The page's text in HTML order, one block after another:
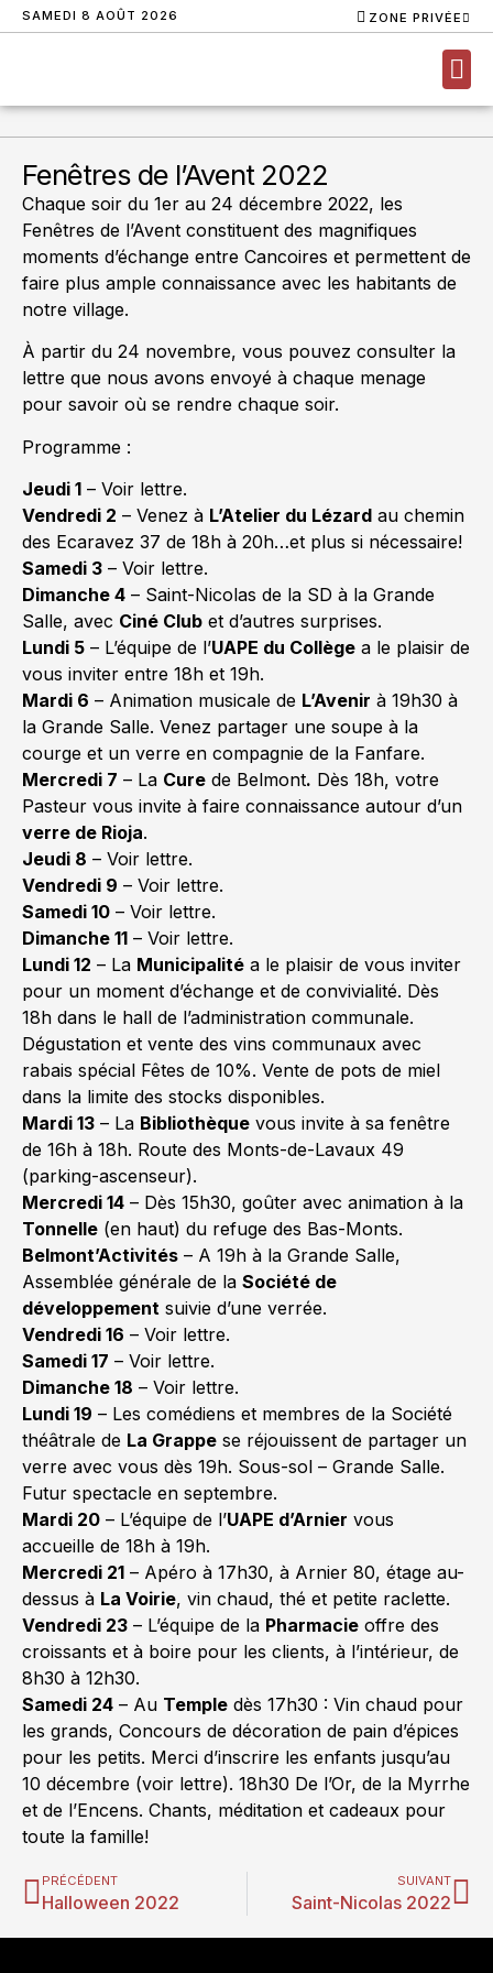
SAMEDI 8 AOÛT 2026 ZONE PRIVÉE
Fenêtres de l’Avent 2022
Chaque soir du 1er au 24 décembre 2022, les
Fenêtres de l’Avent constituent des magnifiques
moments d’échange entre Cancoires et permettent de
faire plus ample connaissance avec les habitants de
notre village.
À partir du 24 novembre, vous pouvez consulter la
lettre que nous avons envoyé à chaque menage
pour savoir où se rendre chaque soir.
Programme :
Jeudi 1 – Voir lettre.
Vendredi 2 – Venez à L’Atelier du Lézard au chemin
des Ecaravez 37 de 18h à 20h…et plus si nécessaire!
Samedi 3 – Voir lettre.
Dimanche 4 – Saint-Nicolas de la SD à la Grande
Salle, avec Ciné Club et d’autres surprises.
Lundi 5 – L’équipe de l’UAPE du Collège a le plaisir de
vous inviter entre 18h et 19h.
Mardi 6 – Animation musicale de L’Avenir à 19h30 à
la Grande Salle. Venez partager une soupe à la
courge et un verre en compagnie de la Fanfare.
Mercredi 7 – La Cure de Belmont. Dès 18h, votre
Pasteur vous invite à faire connaissance autour d’un
verre de Rioja.
Jeudi 8 – Voir lettre.
Vendredi 9 – Voir lettre.
Samedi 10 – Voir lettre.
Dimanche 11 – Voir lettre.
Lundi 12 – La Municipalité a le plaisir de vous inviter
pour un moment d’échange et de convivialité. Dès
18h dans le hall de l’administration communale.
Dégustation et vente des vins communaux avec
rabais spécial Fêtes de 10%. Vente de pots de miel
dans la limite des stocks disponibles.
Mardi 13 – La Bibliothèque vous invite à sa fenêtre
de 16h à 18h. Route des Monts-de-Lavaux 49
(parking-ascenseur).
Mercredi 14 – Dès 15h30, goûter avec animation à la
Tonnelle (en haut) du refuge des Bas-Monts.
Belmont’Activités – A 19h à la Grande Salle,
Assemblée générale de la Société de
développement suivie d’une verrée.
Vendredi 16 – Voir lettre.
Samedi 17 – Voir lettre.
Dimanche 18 – Voir lettre.
Lundi 19 – Les comédiens et membres de la Société
théâtrale de La Grappe se réjouissent de partager un
verre avec vous dès 19h. Sous-sol – Grande Salle.
Futur spectacle en septembre.
Mardi 20 – L’équipe de l’UAPE d’Arnier vous
accueille de 18h à 19h.
Mercredi 21 – Apéro à 17h30, à Arnier 80, étage au-
dessus à La Voirie, vin chaud, thé et petite raclette.
Vendredi 23 – L’équipe de la Pharmacie offre des
croissants et à boire pour les clients, à l’intérieur, de
8h30 à 12h30.
Samedi 24 – Au Temple dès 17h30 : Vin chaud pour
les grands, Concours de décoration de pain d’épices
pour les petits. Merci d’inscrire les enfants jusqu’au
10 décembre (voir lettre). 18h30 De l’Or, de la Myrrhe
et de l’Encens. Chants, méditation et cadeaux pour
toute la famille!
PRÉCÉDENT
Halloween 2022
SUIVANT
Saint-Nicolas 2022